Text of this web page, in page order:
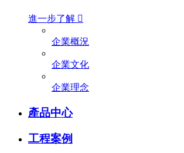
進一步了解 
企業概況
企業文化
企業理念
產品中心
工程案例